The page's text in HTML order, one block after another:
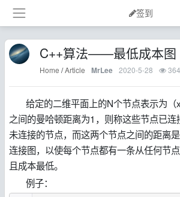
签到
C++算法——最低成本图
Home / Article MrLee 2020-5-28
给定的二维平面上的N个节点表示为
之间的曼哈顿距离为1，则称这些节点已
未连接的节点，而这两个节点之间的距离
连接图，以使每个节点都有一条从任何节点
且成本最低。
例子：